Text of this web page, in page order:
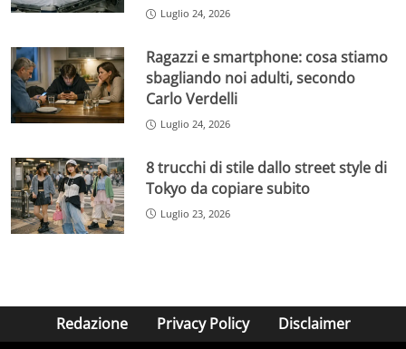
Luglio 24, 2026
Ragazzi e smartphone: cosa stiamo
sbagliando noi adulti, secondo
Carlo Verdelli
Luglio 24, 2026
8 trucchi di stile dallo street style di
Tokyo da copiare subito
Luglio 23, 2026
Redazione Privacy Policy Disclaimer